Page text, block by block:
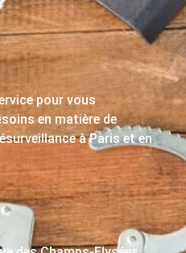
pour vous
en matière de
à Paris et en